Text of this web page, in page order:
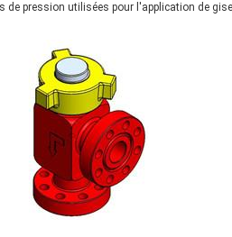
pression utilisées pour l'application de